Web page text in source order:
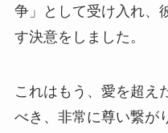
争」として受け入れ、
す決意をしました。
これはもう、愛を超え
べき、非常に尊い繋が